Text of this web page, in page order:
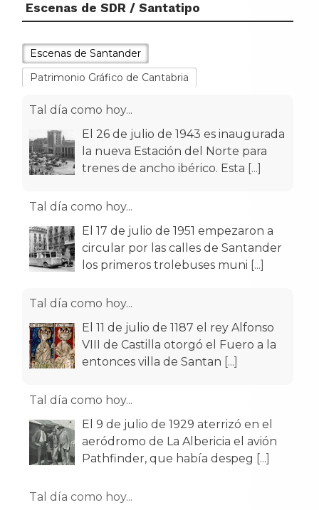
Escenas de SDR / Santatipo
Escenas de Santander
Patrimonio Gráfico de Cantabria
Tal día como hoy...
El 26 de julio de 1943 es inaugurada
la nueva Estación del Norte para
trenes de ancho ibérico. Esta [...]
Tal día como hoy...
El 17 de julio de 1951 empezaron a
circular por las calles de Santander
los primeros trolebuses muni [...]
Tal día como hoy...
El 11 de julio de 1187 el rey Alfonso
VIII de Castilla otorgó el Fuero a la
entonces villa de Santan [...]
Tal día como hoy...
El 9 de julio de 1929 aterrizó en el
aeródromo de La Albericia el avión
Pathfinder, que había despeg [...]
Tal día como hoy...